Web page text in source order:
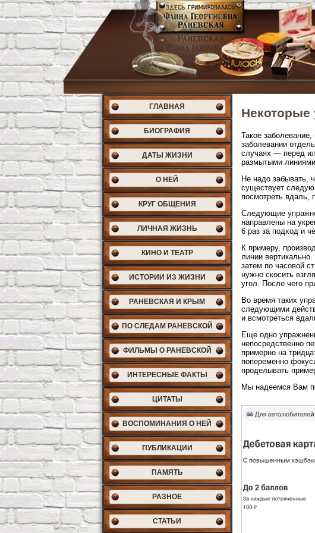
ГЛАВНАЯ
БИОГРАФИЯ
ДАТЫ ЖИЗНИ
О НЕЙ
КРУГ ОБЩЕНИЯ
ЛИЧНАЯ ЖИЗНЬ
КИНО И ТЕАТР
ИСТОРИИ ИЗ ЖИЗНИ
РАНЕВСКАЯ И КРЫМ
ПО СЛЕДАМ РАНЕВСКОЙ
ФИЛЬМЫ О РАНЕВСКОЙ
ИНТЕРЕСНЫЕ ФАКТЫ
ЦИТАТЫ
ВОСПОМИНАНИЯ О НЕЙ
ПУБЛИКАЦИИ
ПАМЯТЬ
РАЗНОЕ
СТАТЬИ
Некоторые
Такое
заболевании
случаях — перед
размытыми
Не надо забывать,
существует
посмотреть вдаль,
Следующие
направлены на
6 раз за подход и
К примеру,
линии
затем по часовой
нужно скосить
угол. После чего
Во время таких
следующими
и всмотреться
Еще одно
непосредственно
примерно на
попеременно
проделывать
Мы надеемся Вам